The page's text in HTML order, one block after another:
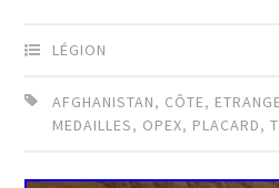
LÉGION
AFGHANISTAN, CÔTE,
MEDAILLES, OPEX, PLACARD,